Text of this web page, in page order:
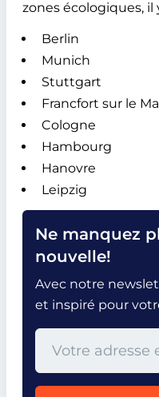
zones écologiques, il
Berlin
Munich
Stuttgart
Francfort sur le
Cologne
Hambourg
Hanovre
Leipzig
Ne manquez
nouvelle!
Avec notre
et inspiré pour